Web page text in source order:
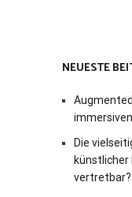
NEUESTE
Die
künstlicher
vertretbar?